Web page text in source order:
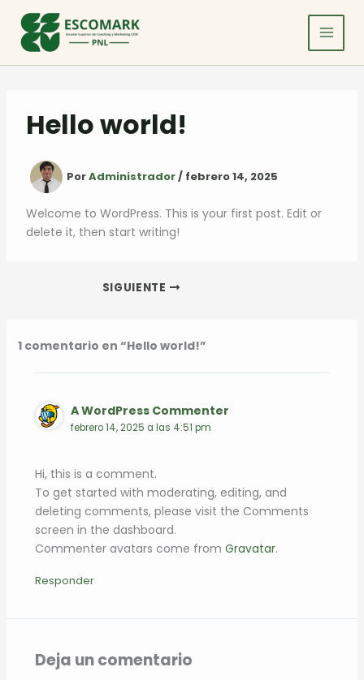
contenido
Hello world!
PorAdministrador/ febrero 14, 2025
Welcome to WordPress. This is your first post. Edit or
delete it, then start writing!
SIGUIENTE
1 comentario en “Hello world!”
A WordPress Commenter
febrero 14, 2025 a las 4:51 pm
Hi, this is a comment.
To get started with moderating, editing, and
deleting comments, please visit the Comments
screen in the dashboard.
Commenter avatars come from Gravatar.
Responder
Deja un comentario